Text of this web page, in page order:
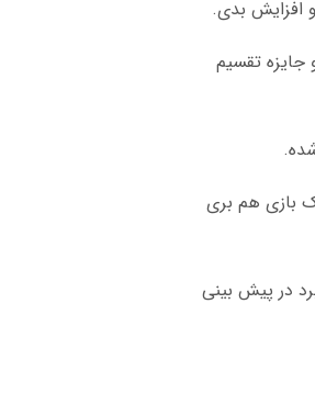
افزایش بدی.
و جایزه تقسیم
بازی هم بری
در پیش بینی